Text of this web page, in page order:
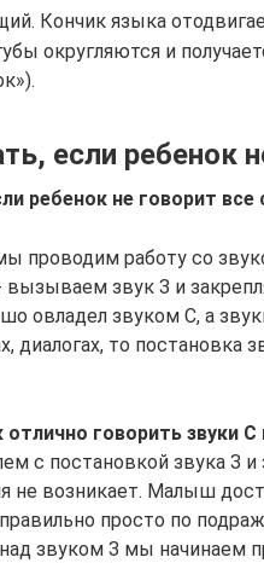
Кончик языка
округляются и
если ребенок
ребенок не говорит
проводим работу со
вызываем звук З и
овладел звуком С, а
диалогах, то постановка
отлично говорить звуки
с постановкой звука З и
не возникает. Малыш
просто по
звуком З мы начинаем